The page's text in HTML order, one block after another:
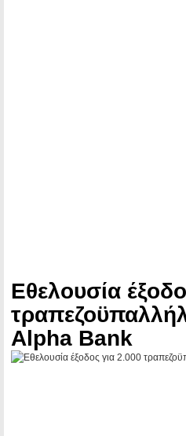
Εθελουσία
Alpha Bank